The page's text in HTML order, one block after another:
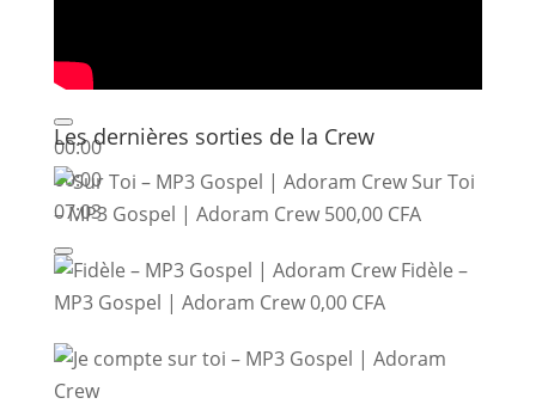
00:00
00:00
07:03
Les dernières sorties de la Crew
Sur Toi
– MP3 Gospel | Adoram Crew 500,00 CFA
Fidèle –
MP3 Gospel | Adoram Crew0,00 CFA